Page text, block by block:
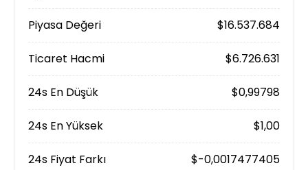
Piyasa Değeri $16.537.684
Ticaret Hacmi $6.726.631
24s En Düşük $0,99798
24s En Yüksek $1,00
24s Fiyat Farkı $-0,0017477405